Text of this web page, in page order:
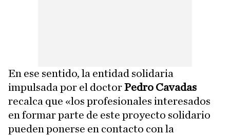
En ese sentido, la entidad solidaria
impulsada por el doctorPedro Cavadas
recalca que «los profesionales interesados
en formar parte de este proyecto solidario
pueden ponerse en contacto con la